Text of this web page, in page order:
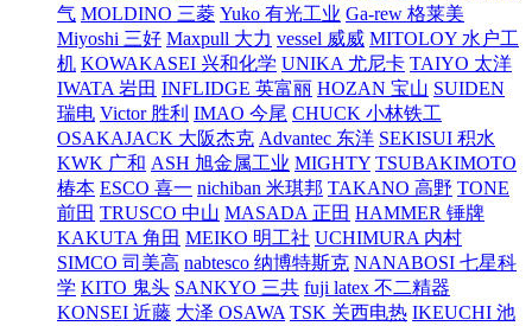
气 MOLDINO 三菱 Yuko 有光工业 Ga-rew 格莱美
Miyoshi 三好 Maxpull 大力 vessel 威威 MITOLOY 水户工
机 KOWAKASEI 兴和化学 UNIKA 尤尼卡 TAIYO 太洋
IWATA 岩田 INFLIDGE 英富丽 HOZAN 宝山 SUIDEN
瑞电 Victor 胜利 IMAO 今尾 CHUCK 小林铁工
OSAKAJACK 大阪杰克 Advantec 东洋 SEKISUI 积水
KWK 广和 ASH 旭金属工业 MIGHTY TSUBAKIMOTO
椿本 ESCO 喜一 nichiban 米琪邦 TAKANO 高野 TONE
前田 TRUSCO 中山 MASADA 正田 HAMMER 锤牌
KAKUTA 角田 MEIKO 明工社 UCHIMURA 内村
SIMCO 司美高 nabtesco 纳博特斯克 NANABOSI 七星科
学 KITO 鬼头 SANKYO 三共 fuji latex 不二精器
KONSEI 近藤 大泽 OSAWA TSK 关西电热 IKEUCHI 池